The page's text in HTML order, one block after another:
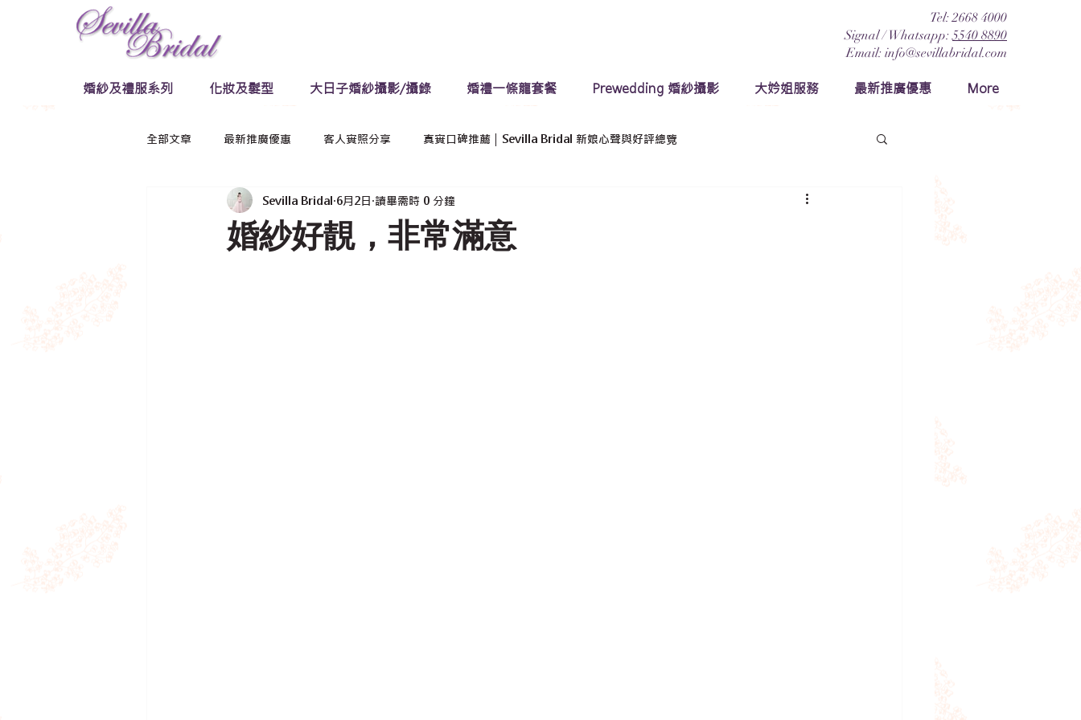
Tel: 2668 4000
Signal / Whatsapp:5540 8890
Email: info@sevillabridal.com
婚紗及禮服系列 化妝及髮型 大日子婚紗攝影/攝錄 婚禮一條龍套餐 Prewedding 婚紗攝影 大妗姐服務 最新推廣優惠 More
全部文章 最新推廣優惠 客人實照分享 真實口碑推薦｜Sevilla Bridal 新娘心聲與好評總覽
婚紗好靚，非常滿意
Sevilla Bridal 6月2日 讀畢需時 0 分鐘